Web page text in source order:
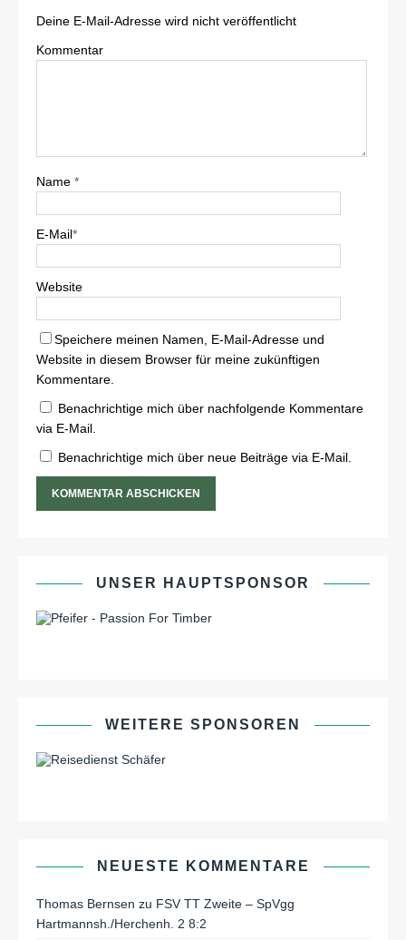
Deine E-Mail-Adresse wird nicht veröffentlicht
Kommentar
Name *
E-Mail*
Website
Speichere meinen Namen, E-Mail-Adresse und
Website in diesem Browser für meine zukünftigen
Kommentare.
Benachrichtige mich über nachfolgende Kommentare
via E-Mail.
Benachrichtige mich über neue Beiträge via E-Mail.
UNSER HAUPTSPONSOR
WEITERE SPONSOREN
NEUESTE KOMMENTARE
Thomas Bernsen zu FSV TT Zweite – SpVgg
Hartmannsh./Herchenh. 2 8:2